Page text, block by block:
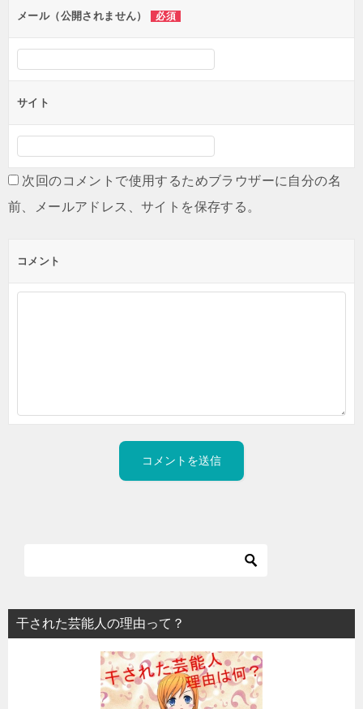
ンメール（公開されません） 必須
サイト
次回のコメントで使用するためブラウザーに自分の名
前、メールアドレス、サイトを保存する。
コメント
干された芸能人の理由って？